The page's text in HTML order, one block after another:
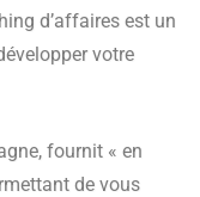
d’affaires est un
votre
fournit « en
de vous